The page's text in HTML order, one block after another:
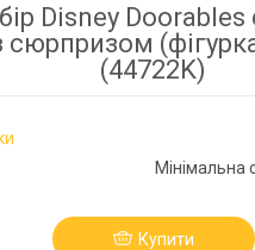
Disney Doorables
(44722K)
Мінімальна
Купити